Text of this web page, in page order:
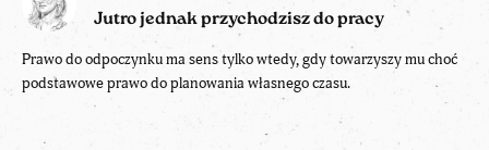
Jutro jednak przychodzisz do pracy
Prawo do odpoczynku ma sens tylko wtedy, gdy towarzyszy mu choć
podstawowe prawo do planowania własnego czasu.